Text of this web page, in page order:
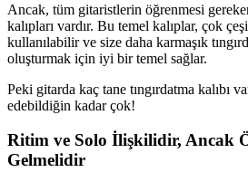
Ancak, tüm gitaristlerin öğrenmesi
kalıpları vardır. Bu temel kalıplar, çok
kullanılabilir ve size daha karmaşık
oluşturmak için iyi bir temel sağlar.
Peki gitarda kaç tane tıngırdatma kalıbı
edebildiğin kadar çok!
Ritim ve Solo İlişkilidir, Ancak
Gelmelidir